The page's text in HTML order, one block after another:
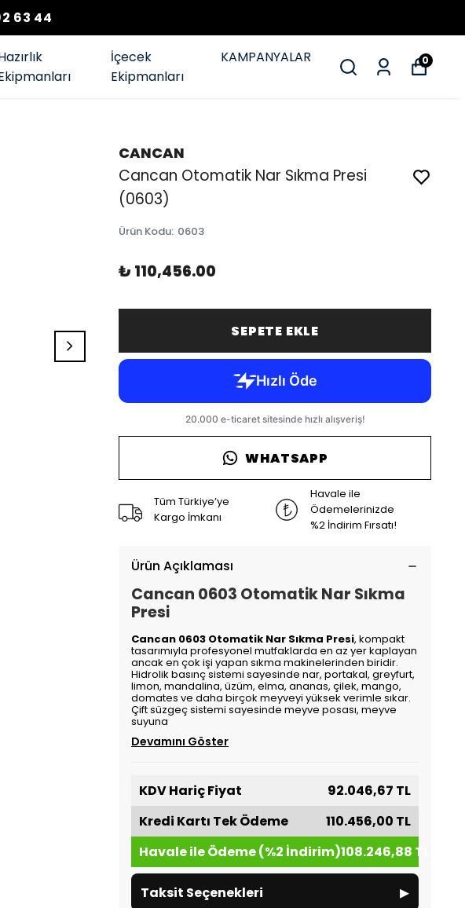
63 44
İçecek
Ekipmanları
KAMPANYALAR 0
CANCAN
Cancan Otomatik Nar Sıkma Presi
(0603)
Ürün Kodu: 0603
₺ 110,456.00
SEPETE EKLE
WHATSAPP
Tüm Türkiye’ye
Kargo İmkanı
Havale ile
Ödemelerinizde
%2 İndirim Fırsatı!
Ürün Açıklaması
Cancan 0603 Otomatik Nar Sıkma
Presi
Cancan 0603 Otomatik Nar Sıkma Presi, kompakt
tasarımıyla profesyonel mutfaklarda en az yer kaplayan
ancak en çok işi yapan sıkma makinelerinden biridir.
Hidrolik basınç sistemi sayesinde nar, portakal, greyfurt,
limon, mandalina, üzüm, elma, ananas, çilek, mango,
domates ve daha birçok meyveyi yüksek verimle sıkar.
Çift süzgeç sistemi sayesinde meyve posası, meyve
suyuna
Devamını Göster
KDV Hariç Fiyat
92.046,67 TL
Kredi Kartı Tek Ödeme
110.456,00 TL
Havale ile Ödeme (%2 İndirim)108.246,88 TL
Taksit Seçenekleri ▸